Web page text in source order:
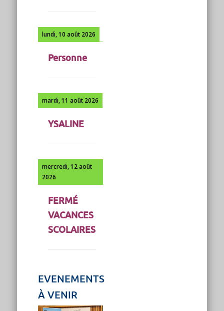
lundi, 10 août 2026
Personne
mardi, 11 août 2026
YSALINE
mercredi, 12 août
2026
FERMÉ
VACANCES
SCOLAIRES
EVENEMENTS
À VENIR